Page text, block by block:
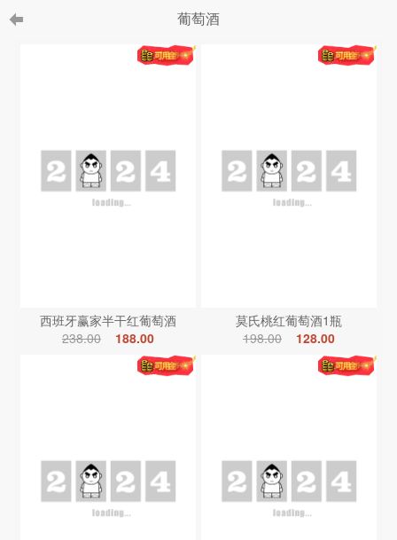
葡萄酒
西班牙赢家半干红葡萄酒
238.00
188.00
莫氏桃红葡萄酒1瓶
198.00
128.00